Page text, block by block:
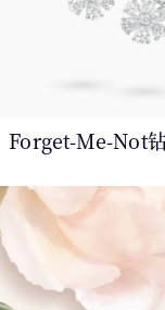
Forget-Me-Not